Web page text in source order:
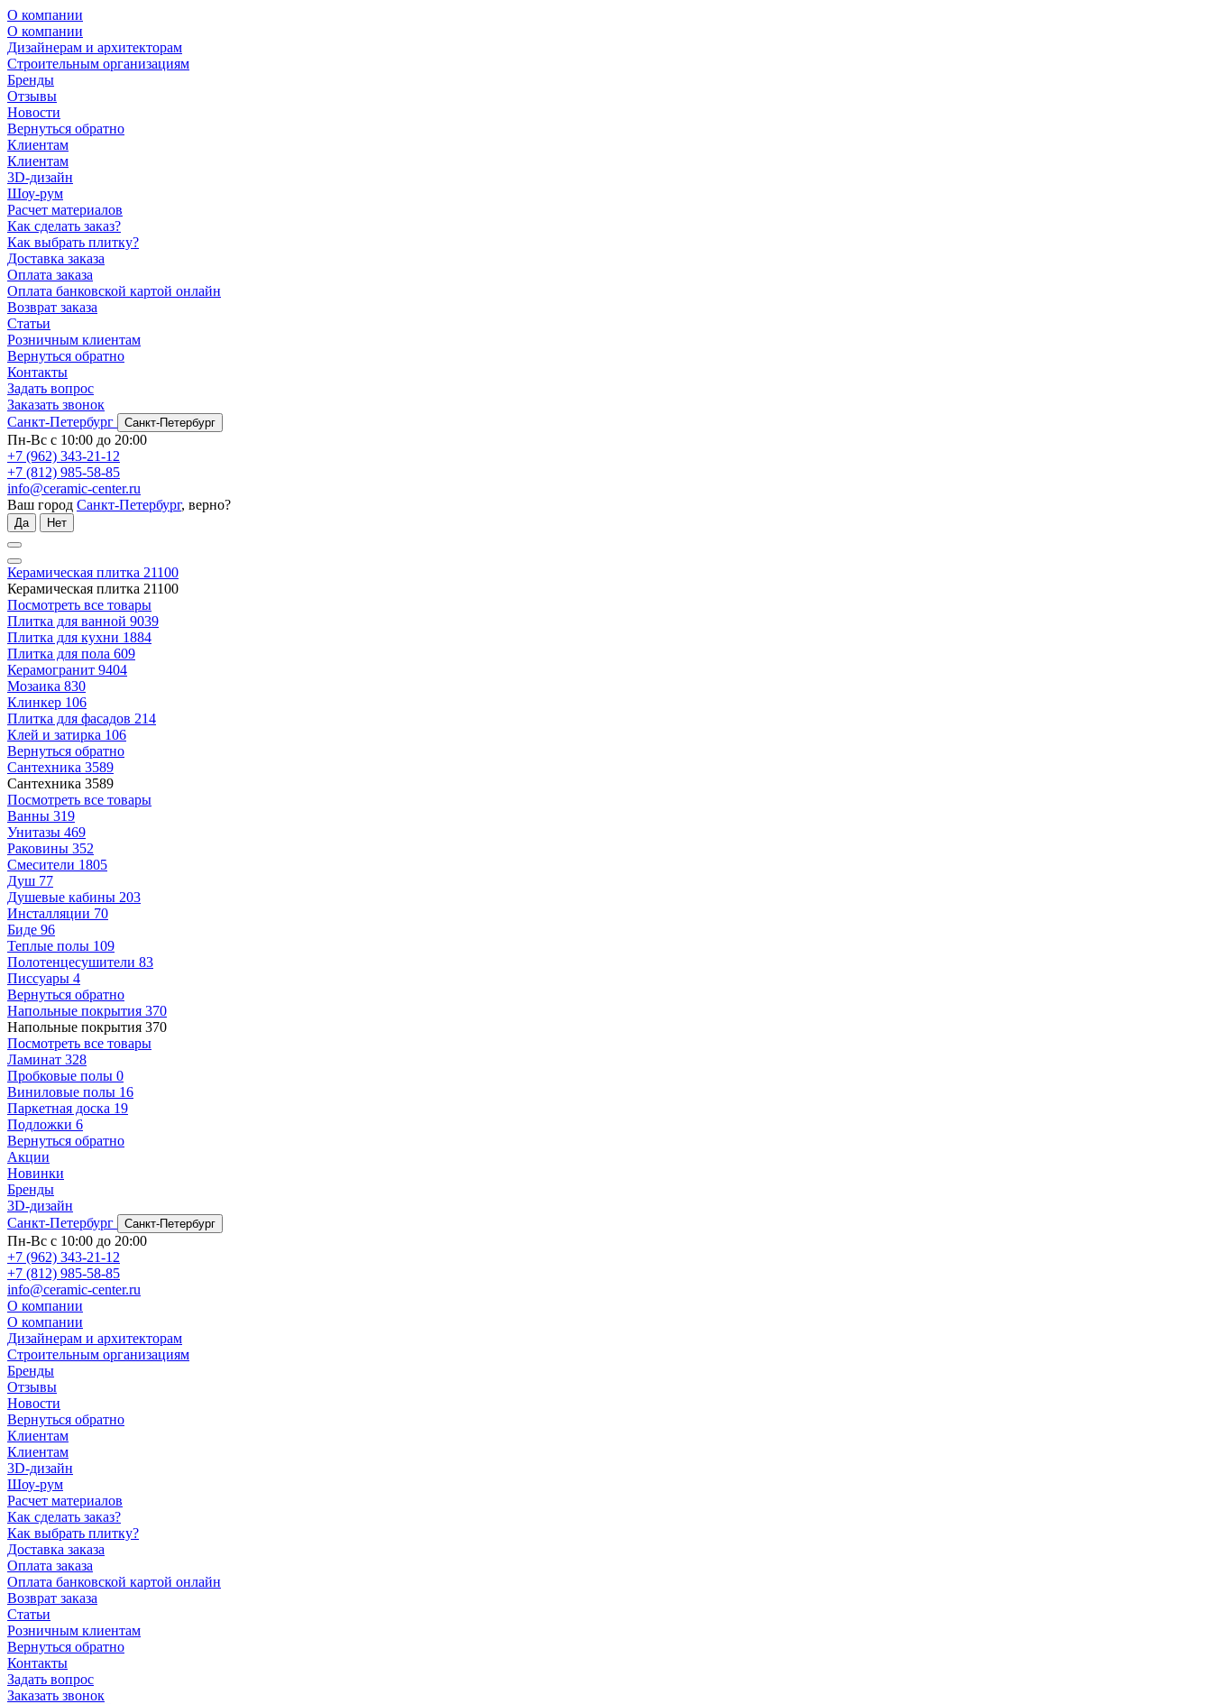
О компании
О компании
Дизайнерам и архитекторам
Строительным организациям
Бренды
Отзывы
Новости
Вернуться обратно
Клиентам
Клиентам
3D-дизайн
Шоу-рум
Расчет материалов
Как сделать заказ?
Как выбрать плитку?
Доставка заказа
Оплата заказа
Оплата банковской картой онлайн
Возврат заказа
Статьи
Розничным клиентам
Вернуться обратно
Контакты
Задать вопрос
Заказать звонок
Санкт-Петербург
Санкт-Петербург
Пн-Вс с 10:00 до 20:00
+7 (962) 343-21-12
+7 (812) 985-58-85
info@ceramic-center.ru
Ваш город Санкт-Петербург, верно?
Да Нет
Керамическая плитка 21100
Керамическая плитка 21100
Посмотреть все товары
Плитка для ванной 9039
Плитка для кухни 1884
Плитка для пола 609
Керамогранит 9404
Мозаика 830
Клинкер 106
Плитка для фасадов 214
Клей и затирка 106
Вернуться обратно
Сантехника 3589
Сантехника 3589
Посмотреть все товары
Ванны 319
Унитазы 469
Раковины 352
Смесители 1805
Душ 77
Душевые кабины 203
Инсталляции 70
Биде 96
Теплые полы 109
Полотенцесушители 83
Писсуары 4
Вернуться обратно
Напольные покрытия 370
Напольные покрытия 370
Посмотреть все товары
Ламинат 328
Пробковые полы 0
Виниловые полы 16
Паркетная доска 19
Подложки 6
Вернуться обратно
Акции
Новинки
Бренды
3D-дизайн
Санкт-Петербург
Санкт-Петербург
Пн-Вс с 10:00 до 20:00
+7 (962) 343-21-12
+7 (812) 985-58-85
info@ceramic-center.ru
О компании
О компании
Дизайнерам и архитекторам
Строительным организациям
Бренды
Отзывы
Новости
Вернуться обратно
Клиентам
Клиентам
3D-дизайн
Шоу-рум
Расчет материалов
Как сделать заказ?
Как выбрать плитку?
Доставка заказа
Оплата заказа
Оплата банковской картой онлайн
Возврат заказа
Статьи
Розничным клиентам
Вернуться обратно
Контакты
Задать вопрос
Заказать звонок